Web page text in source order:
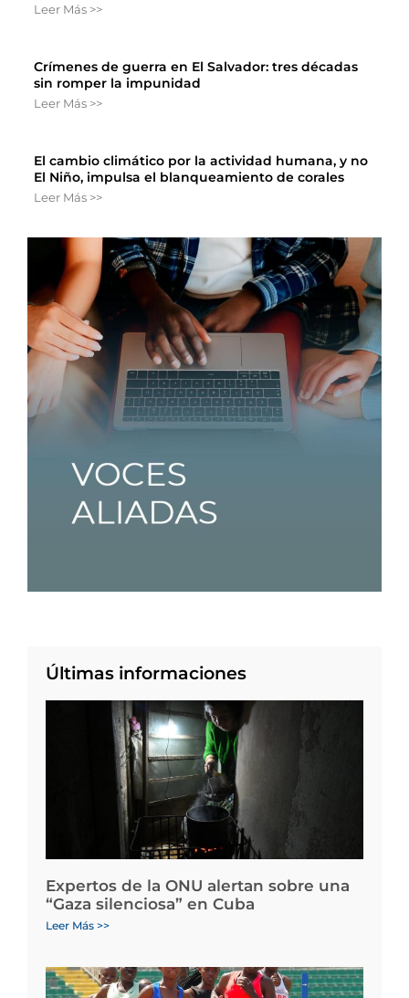
Leer Más >>
Crímenes de guerra en El Salvador: tres décadas
sin romper la impunidad
Leer Más >>
El cambio climático por la actividad humana, y no
El Niño, impulsa el blanqueamiento de corales
Leer Más >>
Últimas informaciones
Expertos de la ONU alertan sobre una
“Gaza silenciosa” en Cuba
Leer Más >>